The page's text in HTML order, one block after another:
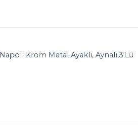
Napoli Krom Metal Ayaklı, Aynalı,3'Lü